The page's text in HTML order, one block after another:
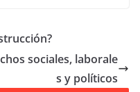
sociales, laborale
s y políticos